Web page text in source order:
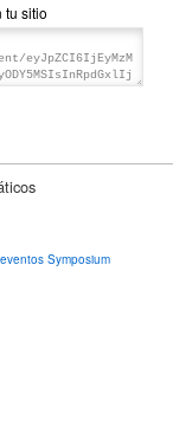
tu sitio
Symposium